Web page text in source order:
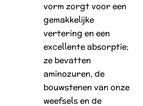
vorm zorgt voor een
gemakkelijke
vertering en een
excellente absorptie;
ze bevatten
aminozuren, de
bouwstenen van onze
weefsels en de